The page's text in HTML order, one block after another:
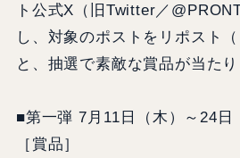
ト公式X（旧Twitter／
し、対象のポストをリポスト
と、抽選で素敵な賞品が当たり
■第一弾 7月11日（木）～24日
［賞品］